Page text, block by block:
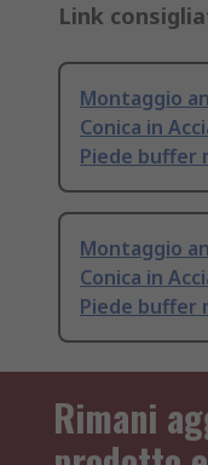
Link
Montaggio
Conica in
Piede buffer
Montaggio
Conica in
Piede buffer
Rimani